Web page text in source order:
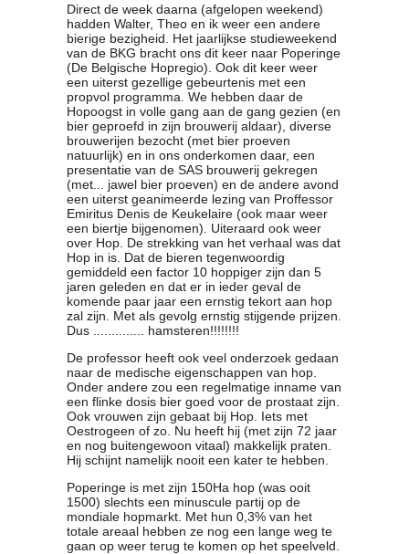
Direct de week daarna (afgelopen weekend)
hadden Walter, Theo en ik weer een andere
bierige bezigheid. Het jaarlijkse studieweekend
van de BKG bracht ons dit keer naar Poperinge
(De Belgische Hopregio). Ook dit keer weer
een uiterst gezellige gebeurtenis met een
propvol programma. We hebben daar de
Hopoogst in volle gang aan de gang gezien (en
bier geproefd in zijn brouwerij aldaar), diverse
brouwerijen bezocht (met bier proeven
natuurlijk) en in ons onderkomen daar, een
presentatie van de SAS brouwerij gekregen
(met... jawel bier proeven) en de andere avond
een uiterst geanimeerde lezing van Proffessor
Emiritus Denis de Keukelaire (ook maar weer
een biertje bijgenomen). Uiteraard ook weer
over Hop. De strekking van het verhaal was dat
Hop in is. Dat de bieren tegenwoordig
gemiddeld een factor 10 hoppiger zijn dan 5
jaren geleden en dat er in ieder geval de
komende paar jaar een ernstig tekort aan hop
zal zijn. Met als gevolg ernstig stijgende prijzen.
Dus .............. hamsteren!!!!!!!!
De professor heeft ook veel onderzoek gedaan
naar de medische eigenschappen van hop.
Onder andere zou een regelmatige inname van
een flinke dosis bier goed voor de prostaat zijn.
Ook vrouwen zijn gebaat bij Hop. Iets met
Oestrogeen of zo. Nu heeft hij (met zijn 72 jaar
en nog buitengewoon vitaal) makkelijk praten.
Hij schijnt namelijk nooit een kater te hebben.
Poperinge is met zijn 150Ha hop (was ooit
1500) slechts een minuscule partij op de
mondiale hopmarkt. Met hun 0,3% van het
totale areaal hebben ze nog een lange weg te
gaan op weer terug te komen op het speelveld.